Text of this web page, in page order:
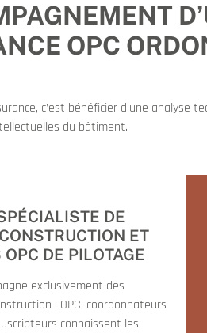
OPC
c’est bénéficier d’une analyse
du bâtiment.
DE
ET
DE PILOTAGE
exclusivement des
: OPC, coordonnateurs
connaissent les